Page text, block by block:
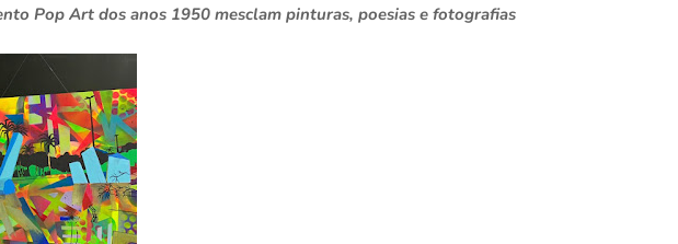
Pop Art dos anos 1950 mesclam pinturas, poesias e fotografias